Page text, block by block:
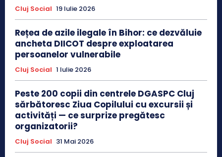
Cluj Social 19 Iulie 2026
Rețea de azile ilegale în Bihor: ce dezvăluie
ancheta DIICOT despre exploatarea
persoanelor vulnerabile
Cluj Social 1 Iulie 2026
Peste 200 copii din centrele DGASPC Cluj
sărbătoresc Ziua Copilului cu excursii și
activități — ce surprize pregătesc
organizatorii?
Cluj Social 31 Mai 2026